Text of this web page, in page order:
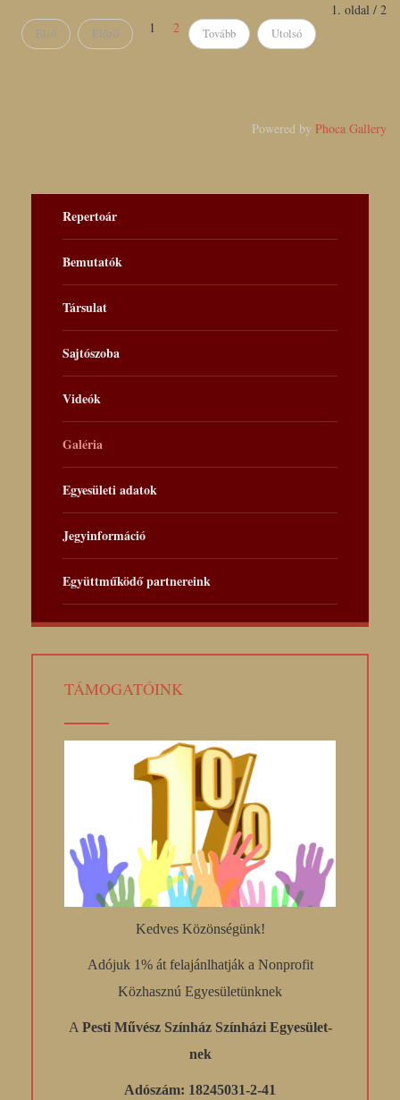
1. oldal / 2
Első Előző 1 2 Tovább Utolsó
Powered by Phoca Gallery
Repertoár
Bemutatók
Társulat
Sajtószoba
Videók
Galéria
Egyesületi adatok
Jegyinformáció
Együttműködő partnereink
TÁMOGATÓINK
Kedves Közönségünk!
Adójuk 1% át felajánlhatják a Nonprofit
Közhasznú Egyesületünknek
A Pesti Művész Színház Színházi Egyesület-
nek
Adószám: 18245031-2-41